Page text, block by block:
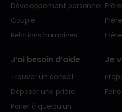
Développement personnel
Couple
Relations humaines
J’ai besoin d’aide
Trouver un conseil
Déposer une prière
Parler à quelqu’un
Je